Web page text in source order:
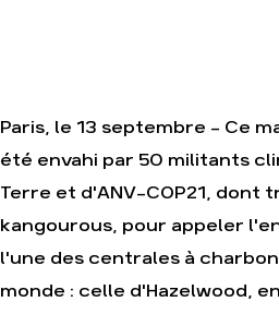
de la Terre
Agir
terrain
Paris, le 13 septembre – Ce
été envahi par 50 militants
Terre et d'ANV-COP21, dont
kangourous, pour appeler
l'une des centrales à
monde : celle d'Hazelwood,